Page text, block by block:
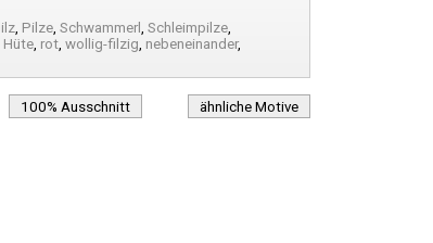
, Pilze, Schwammerl , Schleimpilze,
Hüte, rot, wollig-filzig, nebeneinander,
100% Ausschnitt
ähnliche Motive